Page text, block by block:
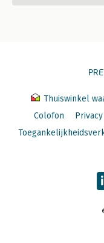
Thuiswinkel
Colofon
Privacy